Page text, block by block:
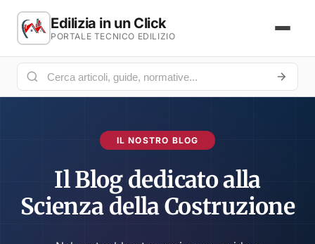
Edilizia in un Click
PORTALE TECNICO EDILIZIO
IL NOSTRO BLOG
Il Blog dedicato alla
Scienza della Costruzione